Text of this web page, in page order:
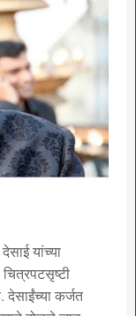
यांच्या
कर्जत